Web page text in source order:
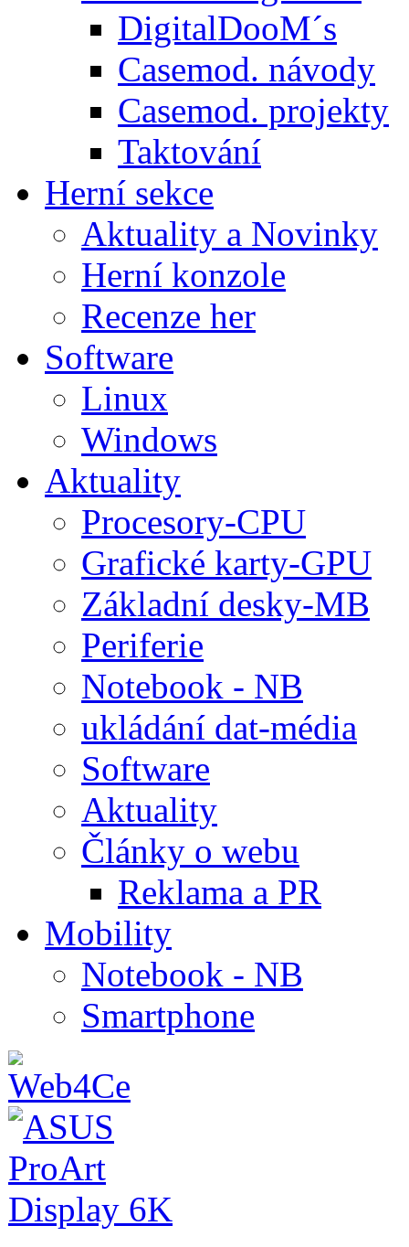
DigitalDooM´s
Casemod. návody
Casemod. projekty
Taktování
Herní sekce
Aktuality a Novinky
Herní konzole
Recenze her
Software
Linux
Windows
Aktuality
Procesory-CPU
Grafické karty-GPU
Základní desky-MB
Periferie
Notebook - NB
ukládání dat-média
Software
Aktuality
Články o webu
Reklama a PR
Mobility
Notebook - NB
Smartphone